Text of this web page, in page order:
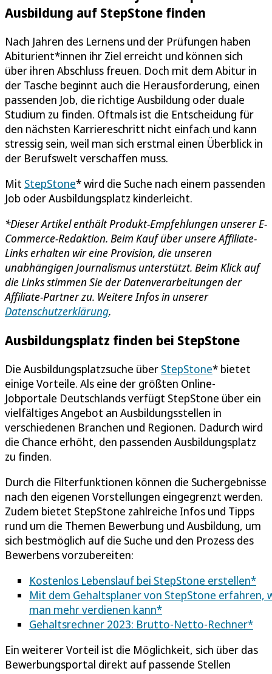
Ausbildung auf StepStone finden
Nach Jahren des Lernens und der Prüfungen haben
Abiturient*innen ihr Ziel erreicht und können sich
über ihren Abschluss freuen. Doch mit dem Abitur in
der Tasche beginnt auch die Herausforderung, einen
passenden Job, die richtige Ausbildung oder duale
Studium zu finden. Oftmals ist die Entscheidung für
den nächsten Karriereschritt nicht einfach und kann
stressig sein, weil man sich erstmal einen Überblick in
der Berufswelt verschaffen muss.
Mit StepStone* wird die Suche nach einem passenden
Job oder Ausbildungsplatz kinderleicht.
*Dieser Artikel enthält Produkt-Empfehlungen unserer E-
Commerce-Redaktion. Beim Kauf über unsere Affiliate-
Links erhalten wir eine Provision, die unseren
unabhängigen Journalismus unterstützt. Beim Klick auf
die Links stimmen Sie der Datenverarbeitungen der
Affiliate-Partner zu. Weitere Infos in unserer
Datenschutzerklärung.
Ausbildungsplatz finden bei StepStone
Die Ausbildungsplatzsuche über StepStone* bietet
einige Vorteile. Als eine der größten Online-
Jobportale Deutschlands verfügt StepStone über ein
vielfältiges Angebot an Ausbildungsstellen in
verschiedenen Branchen und Regionen. Dadurch wird
die Chance erhöht, den passenden Ausbildungsplatz
zu finden.
Durch die Filterfunktionen können die Suchergebnisse
nach den eigenen Vorstellungen eingegrenzt werden.
Zudem bietet StepStone zahlreiche Infos und Tipps
rund um die Themen Bewerbung und Ausbildung, um
sich bestmöglich auf die Suche und den Prozess des
Bewerbens vorzubereiten:
Kostenlos Lebenslauf bei StepStone erstellen*
Mit dem Gehaltsplaner von StepStone erfahren,
man mehr verdienen kann*
Gehaltsrechner 2023: Brutto-Netto-Rechner*
Ein weiterer Vorteil ist die Möglichkeit, sich über das
Bewerbungsportal direkt auf passende Stellen